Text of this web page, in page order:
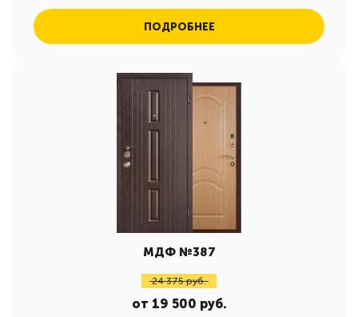
ПОДРОБНЕЕ
МДФ №387
24 375 руб.
от 19 500 руб.